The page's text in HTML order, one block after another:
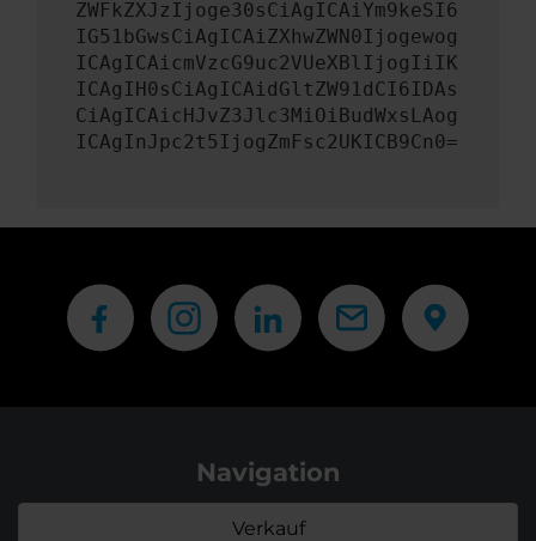
ZWFkZXJzIjoge30sCiAgICAiYm9keSI6
IG51bGwsCiAgICAiZXhwZWN0Ijogewog
ICAgICAicmVzcG9uc2VUeXBlIjogIiIK
ICAgIH0sCiAgICAidGltZW91dCI6IDAs
CiAgICAicHJvZ3Jlc3MiOiBudWxsLAog
ICAgInJpc2t5IjogZmFsc2UKICB9Cn0=
Navigation
Verkauf